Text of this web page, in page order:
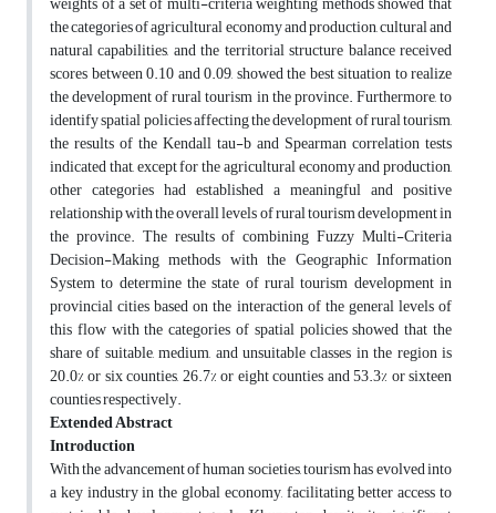
the categories of agricultural economy and production, cultural and
natural capabilities, and the territorial structure balance received
scores between 0.10 and 0.09, showed the best situation to realize
the development of rural tourism in the province. Furthermore, to
identify spatial policies affecting the development of rural tourism,
the results of the Kendall tau-b and Spearman correlation tests
indicated that, except for the agricultural economy and production,
other categories had established a meaningful and positive
relationship with the overall levels of rural tourism development in
the province. The results of combining Fuzzy Multi-Criteria
Decision-Making methods with the Geographic Information
System to determine the state of rural tourism development in
provincial cities based on the interaction of the general levels of
this flow with the categories of spatial policies showed that the
share of suitable, medium, and unsuitable classes in the region is
20.0% or six counties, 26.7% or eight counties and 53.3% or sixteen
counties respectively.
Extended Abstract
Introduction
With the advancement of human societies, tourism has evolved into
a key industry in the global economy, facilitating better access to